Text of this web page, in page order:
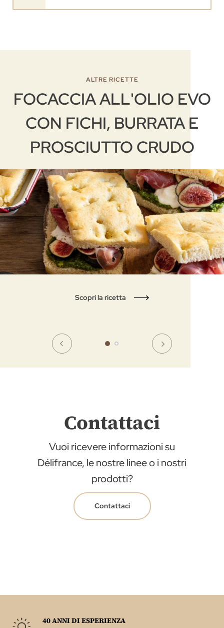
ALTRE RICETTE
FOCACCIA ALL'OLIO EVO
CON FICHI, BURRATA E
PROSCIUTTO CRUDO
Scopri la ricetta
Contattaci
Vuoi ricevere informazioni su
Délifrance, le nostre linee o i nostri
prodotti?
Contattaci
40 ANNI DI ESPERIENZA